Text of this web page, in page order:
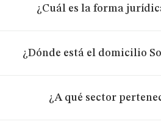
¿Cuál es la forma
¿Dónde está el domicilio
¿A qué sector